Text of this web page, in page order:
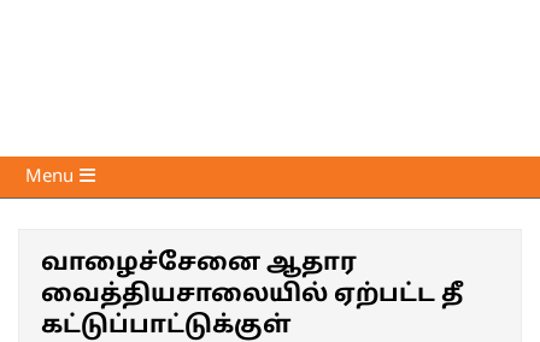
Voice
of
Primary
Navigation
Menu
வாழைச்சேனை ஆதார
வைத்தியசாலையில் ஏற்பட்ட தீ
கட்டுப்பாட்டுக்குள்